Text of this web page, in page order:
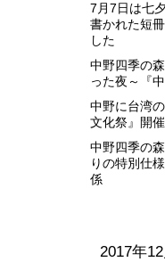
7月7日は七
書かれた短
した
中野四季の
った夜～『
中野に台湾
文化祭』開催
中野四季の
りの特別仕
係
2017年12